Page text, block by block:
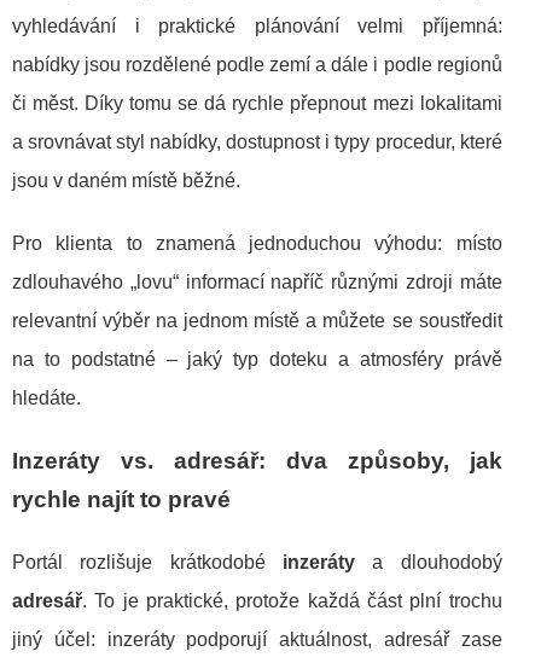
vyhledávání i praktické plánování velmi příjemná:
nabídky jsou rozdělené podle zemí a dále i podle regionů
či měst. Díky tomu se dá rychle přepnout mezi lokalitami
a srovnávat styl nabídky, dostupnost i typy procedur, které
jsou v daném místě běžné.
Pro klienta to znamená jednoduchou výhodu: místo
zdlouhavého „lovu“ informací napříč různými zdroji máte
relevantní výběr na jednom místě a můžete se soustředit
na to podstatné – jaký typ doteku a atmosféry právě
hledáte.
Inzeráty vs. adresář: dva způsoby, jak
rychle najít to pravé
Portál rozlišuje krátkodobé inzerátya dlouhodobý
adresář. To je praktické, protože každá část plní trochu
jiný účel: inzeráty podporují aktuálnost, adresář zase